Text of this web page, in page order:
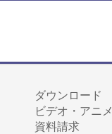
ダウンロード
ビデオ・アニメ
資料請求